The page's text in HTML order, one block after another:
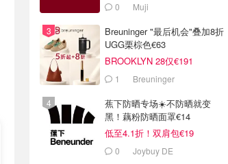
0 Muji
Breuninger "最后机会"叠加8折
UGG栗棕色€63
BROOKLYN 28仅€191
1 Breuninger
蕉下防晒专场☀️不防晒就变
黑！藕粉防晒面罩€14
低至4.1折！双肩包€19
0 Joybuy DE